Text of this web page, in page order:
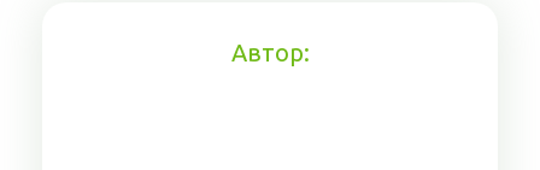
Автор: